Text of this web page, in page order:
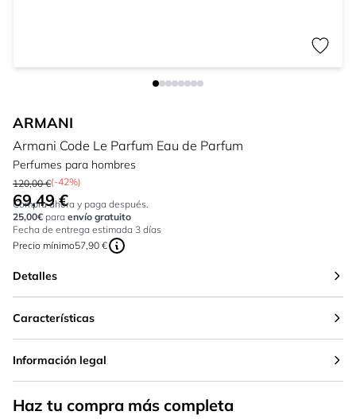
ARMANI
Armani Code Le Parfum Eau de Parfum
Perfumes para hombres
120,00 €(-42%)
Tan bajo como:
69,49 €
Compra ahora y paga después.
25,00€ para envío gratuito
Fecha de entrega estimada 3 días
Precio mínimo57,90 €
Detalles
Características
Información legal
Haz tu compra más completa